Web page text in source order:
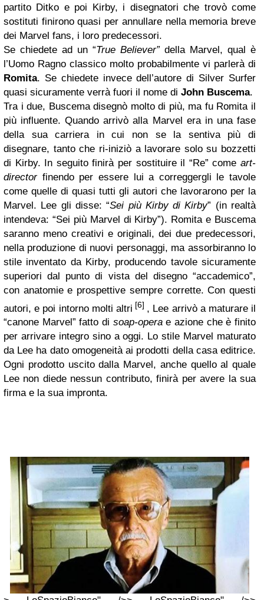
partito Ditko e poi Kirby, i disegnatori che trovò come
sostituti finirono quasi per annullare nella memoria breve
dei Marvel fans, i loro predecessori.
Se chiedete ad un “True Believer”della Marvel, qual è
l’Uomo Ragno classico molto probabilmente vi parlerà di
Romita. Se chiedete invece dell’autore di Silver Surfer
quasi sicuramente verrà fuori il nome di John Buscema.
Tra i due, Buscema disegnò molto di più, ma fu Romita il
più influente. Quando arrivò alla Marvel era in una fase
della sua carriera in cui non se la sentiva più di
disegnare, tanto che ri-iniziò a lavorare solo su bozzetti
di Kirby. In seguito finirà per sostituire il “Re” come art-
directorfinendo per essere lui a correggergli le tavole
come quelle di quasi tutti gli autori che lavorarono per la
Marvel. Lee gli disse: “Sei più Kirby di Kirby” (in realtà
intendeva: “Sei più Marvel di Kirby”). Romita e Buscema
saranno meno creativi e originali, dei due predecessori,
nella produzione di nuovi personaggi, ma assorbiranno lo
stile inventato da Kirby, producendo tavole sicuramente
superiori dal punto di vista del disegno “accademico”,
con anatomie e prospettive sempre corrette. Con questi
autori, e poi intorno molti altri [6] , Lee arrivò a maturare il
“canone Marvel” fatto di soap-operae azione che è finito
per arrivare integro sino a oggi. Lo stile Marvel maturato
da Lee ha dato omogeneità ai prodotti della casa editrice.
Ogni prodotto uscito dalla Marvel, anche quello al quale
Lee non diede nessun contributo, finirà per avere la sua
firma e la sua impronta.